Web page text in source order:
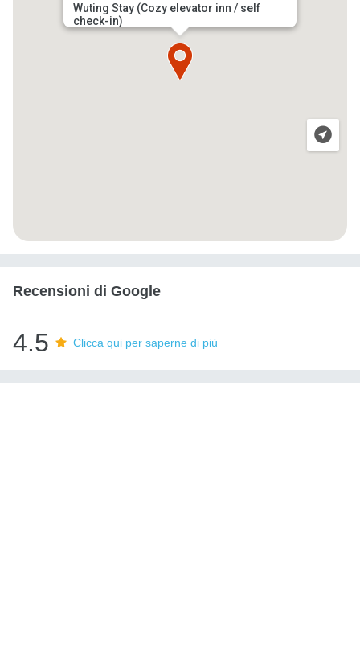
Wuting Stay (Cozy elevator inn / self
check-in)
Recensioni di Google
4.5 Clicca qui per saperne di più